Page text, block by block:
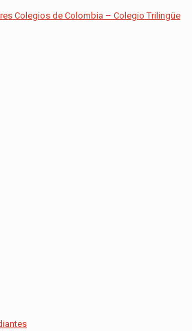
Colegios de Colombia – Colegio Trilingüe